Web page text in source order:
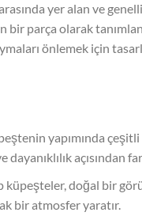
yer alan ve
bir parça olarak
önlemek için
yapımında
açısından
küpeşteler, doğal bir
bir atmosfer yaratır.